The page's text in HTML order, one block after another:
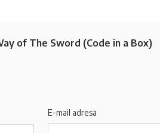
of The Sword (Code in a Box)
E-mail adresa